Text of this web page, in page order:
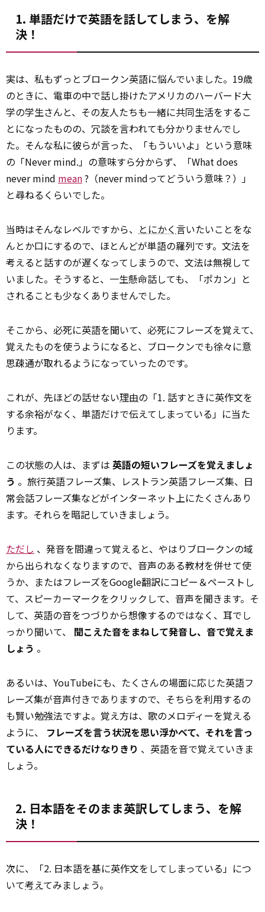
1. 単語だけで英語を話してしまう、を解
決！
実は、私もずっとブロークン英語に悩んでいました。19歳
のときに、電車の中で話し掛けたアメリカのハーバード大
学の学生さんと、その友人たちも一緒に共同生活をするこ
とになったものの、冗談を言われても分かりませんでし
た。そんな私に彼らが言った、「もういいよ」という意味
の「Never mind.」の意味すら分からず、「What does
never mind mean?（never mindってどういう意味？）」
と尋ねるくらいでした。
当時はそんなレベルですから、 とにかく言いたいことをな
んとか口にするので、ほとんどが単語の羅列です。文法を
考えると話すのが遅くなってしまうので、文法は無視して
いました。そうすると、一生懸命話しても、「ポカン」と
されることも少なくありませんでした。
そこから、必死に英語を聞いて、必死にフレーズを覚えて、
覚えたものを使うようになると、ブロークンでも徐々に意
思疎通が取れるようになっていったのです。
これが、先ほどの話せない理由の「1. 話すときに英作文を
する余裕がなく、単語だけで伝えてしまっている」に当た
ります。
この状態の人は、まずは 英語の短いフレーズを覚えましょ
う 。旅行英語フレーズ集、レストラン英語フレーズ集、日
常会話フレーズ集などがインターネット上にたくさんあり
ます。それらを暗記していきましょう。
ただし 、発音を間違って覚えると、やはりブロークンの域
から出られなくなりますので、音声のある教材を併せて使
うか、またはフレーズをGoogle翻訳にコピー＆ペーストし
て、スピーカーマークをクリックして、音声を聞きます。そ
して、英語の音をつづりから想像するのではなく、耳でし
っかり聞いて、 聞こえた音をまねして発音し、音で覚えま
しょう 。
あるいは、YouTubeにも、たくさんの場面に応じた英語フ
レーズ集が音声付きでありますので、そちらを利用するの
も賢い勉強法ですよ。覚え方は、歌のメロディーを覚える
ように、 フレーズを言う状況を思い浮かべて、それを言っ
ている人にできるだけなりきり 、英語を音で覚えていきま
しょう。
2. 日本語をそのまま英訳してしまう、を解
決！
次に、「2. 日本語を基に英作文をしてしまっている」につ
いて考えてみましょう。